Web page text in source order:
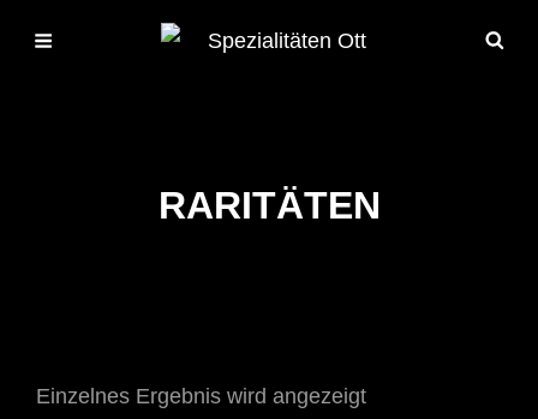
RARITÄTEN
Einzelnes Ergebnis wird angezeigt